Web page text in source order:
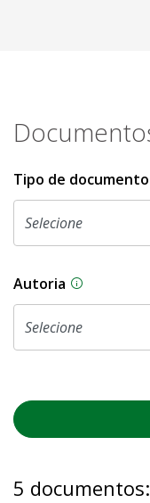
Tipo de documento
Autoria As
5 documentos: